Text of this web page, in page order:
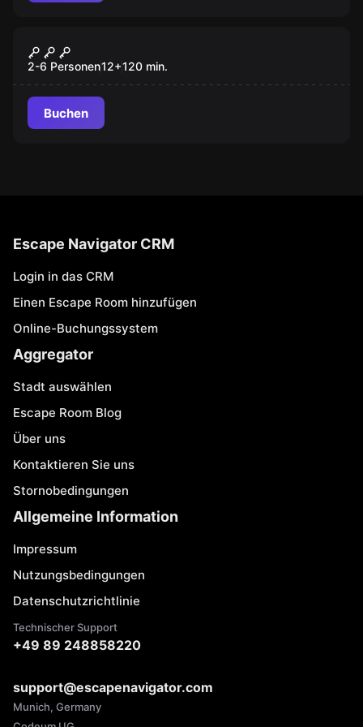
Neu
Schnitzeljagd Bad Zell - Archivar
Horst
2-6 Personen12+120 min.
Buchen
Escape Navigator CRM
Login in das CRM
Einen Escape Room hinzufügen
Online-Buchungssystem
Aggregator
Stadt auswählen
Escape Room Blog
Über uns
Kontaktieren Sie uns
Stornobedingungen
Allgemeine Information
Impressum
Nutzungsbedingungen
Datenschutzrichtlinie
Technischer Support
+49 89 248858220
support@escapenavigator.com
Munich, Germany